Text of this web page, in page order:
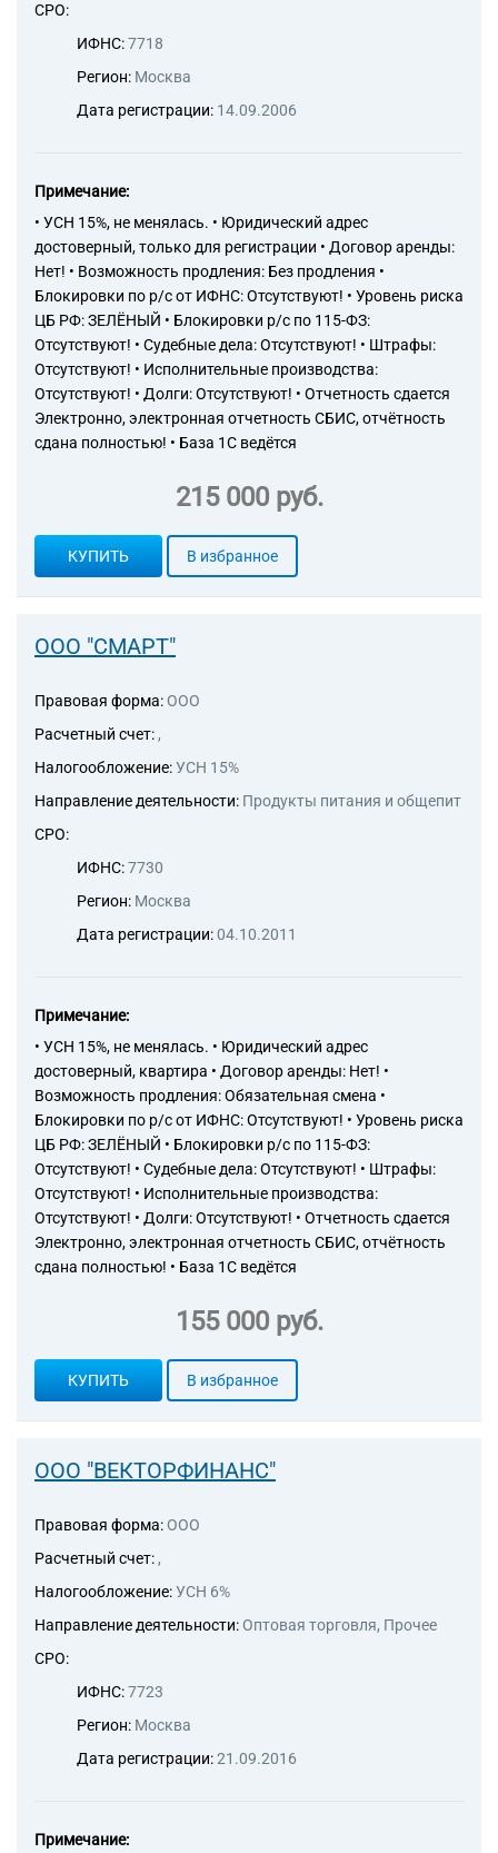
СРО:
ИФНС:7718
Регион: Москва
Дата регистрации: 14.09.2006
Примечание:
• УСН 15%, не менялась. • Юридический адрес
достоверный, только для регистрации • Договор аренды:
Нет! • Возможность продления: Без продления •
Блокировки по р/с от ИФНС: Отсутствуют! • Уровень риска
ЦБ РФ: ЗЕЛЁНЫЙ • Блокировки р/с по 115-ФЗ:
Отсутствуют! • Судебные дела: Отсутствуют! • Штрафы:
Отсутствуют! • Исполнительные производства:
Отсутствуют! • Долги: Отсутствуют! • Отчетность сдается
Электронно, электронная отчетность СБИС, отчётность
сдана полностью! • База 1С ведётся
215 000 руб.
КУПИТЬ В избранное
ООО "СМАРТ"
Правовая форма: ООО
Расчетный счет: ,
Налогообложение:УСН 15%
Направление деятельности: Продукты питания и общепит
СРО:
ИФНС:7730
Регион: Москва
Дата регистрации:04.10.2011
Примечание:
• УСН 15%, не менялась. • Юридический адрес
достоверный, квартира • Договор аренды: Нет! •
Возможность продления: Обязательная смена •
Блокировки по р/с от ИФНС: Отсутствуют! • Уровень риска
ЦБ РФ: ЗЕЛЁНЫЙ • Блокировки р/с по 115-ФЗ:
Отсутствуют! • Судебные дела: Отсутствуют! • Штрафы:
Отсутствуют! • Исполнительные производства:
Отсутствуют! • Долги: Отсутствуют! • Отчетность сдается
Электронно, электронная отчетность СБИС, отчётность
сдана полностью! • База 1С ведётся
155 000 руб.
КУПИТЬ В избранное
ООО "ВЕКТОРФИНАНС"
Правовая форма: ООО
Расчетный счет: ,
Налогообложение:УСН 6%
Направление деятельности: Оптовая торговля, Прочее
СРО:
ИФНС:7723
Регион: Москва
Дата регистрации:21.09.2016
Примечание: